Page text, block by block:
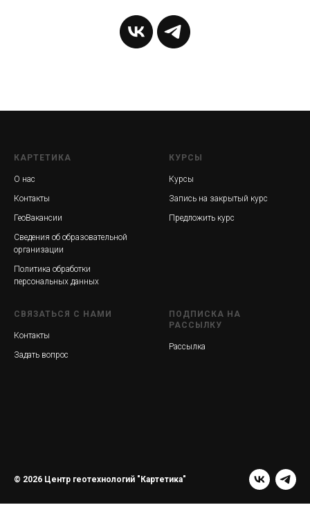
КАРТЕТИКА
О нас
Контакты
ГеоВакансии
Сведения об образовательной
организации
Политика обработки
персональных данных
КУРСЫ
Курсы
Запись на закрытый курс
Предложить курс
СВЯЗАТЬСЯ С НАМИ
Контакты
Задать вопрос
ПОДПИСКА НА
РАССЫЛКУ
Рассылка
© 2026 Центр геотехнологий "Картетика"